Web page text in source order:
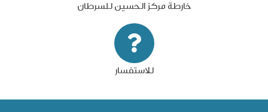
خارطة مركز الحسين للسرطان
للاستفسار